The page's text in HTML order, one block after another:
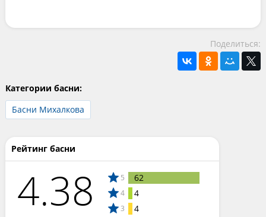
Поделиться:
Категории басни:
Басни Михалкова
Рейтинг басни
4.38 5 62
4 4
3 4